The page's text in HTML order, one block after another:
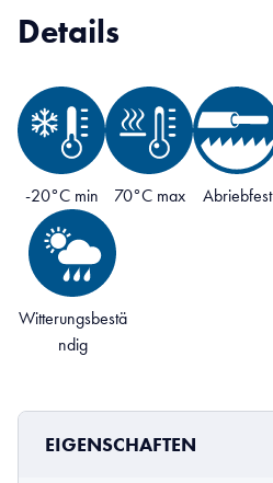
Details
-20°C min 70°C max Abriebfest
Witterungsbestä
ndig
EIGENSCHAFTEN